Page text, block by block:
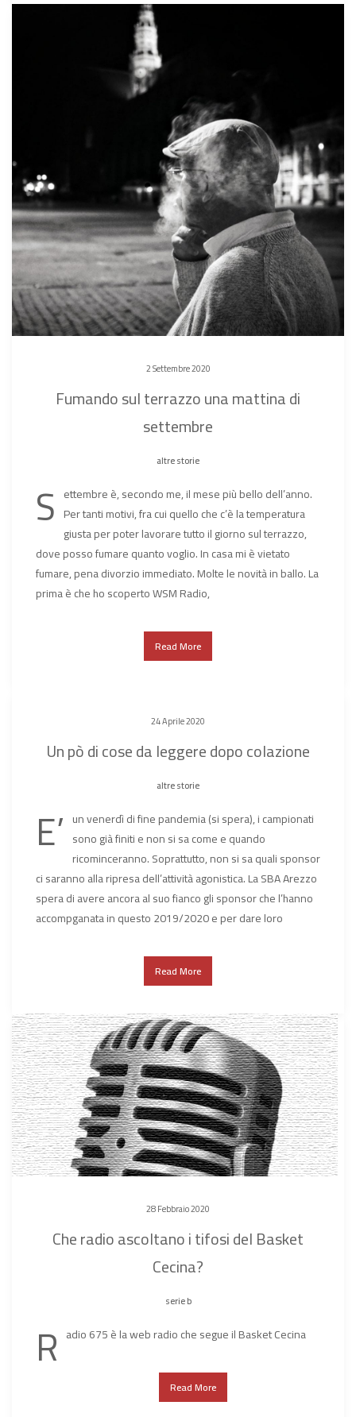
2 Settembre 2020
Fumando sul terrazzo una mattina di
settembre
altre storie
S ettembre è, secondo me, il mese più bello dell’anno.
Per tanti motivi, fra cui quello che c’è la temperatura
giusta per poter lavorare tutto il giorno sul terrazzo,
dove posso fumare quanto voglio. In casa mi è vietato
fumare, pena divorzio immediato. Molte le novità in ballo. La
prima è che ho scoperto WSM Radio,
Read More
24 Aprile 2020
Un pò di cose da leggere dopo colazione
altre storie
E’ un venerdì di fine pandemia (si spera), i campionati
sono già finiti e non si sa come e quando
ricominceranno. Soprattutto, non si sa quali sponsor
ci saranno alla ripresa dell’attività agonistica. La SBA Arezzo
spera di avere ancora al suo fianco gli sponsor che l’hanno
accompganata in questo 2019/2020 e per dare loro
Read More
28 Febbraio 2020
Che radio ascoltano i tifosi del Basket
Cecina?
serie b
R adio 675 è la web radio che segue il Basket Cecina
Read More